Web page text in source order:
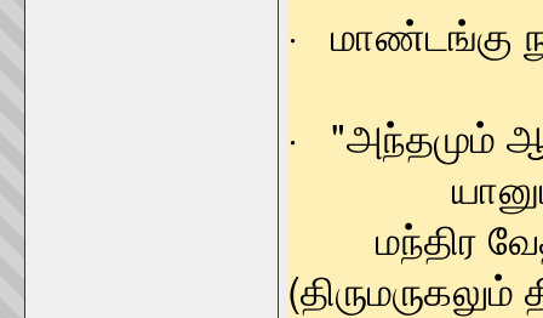
· மாண்டங்கு
· "அந்தமும்
யானும்
மந்திர
(திருமருகலும்